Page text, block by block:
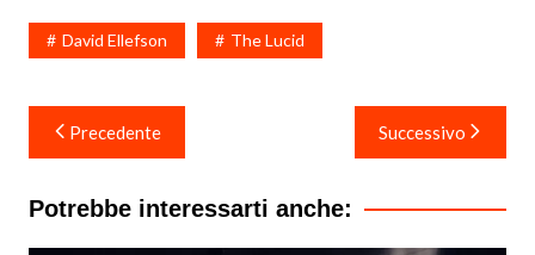
David Ellefson The Lucid
Navigazione
articoli
Precedente Successivo
Potrebbe interessarti anche: